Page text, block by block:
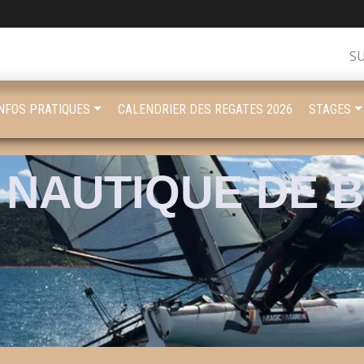
DE
PRATIQUES CALENDRIER DES REGATES 2026 STAGES